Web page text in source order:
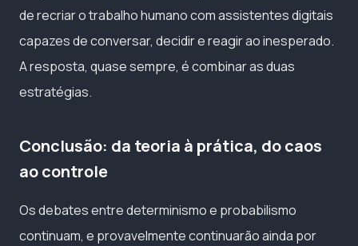
de recriar o trabalho humano com assistentes digitais
capazes de conversar, decidir e reagir ao inesperado.
A resposta, quase sempre, é combinar as duas
estratégias.
Conclusão: da teoria à prática, do caos
ao controle
Os debates entre determinismo e probabilismo
continuam, e provavelmente continuarão ainda por